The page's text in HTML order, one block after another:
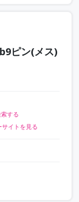
ピン(メス)
する
サイトを見る